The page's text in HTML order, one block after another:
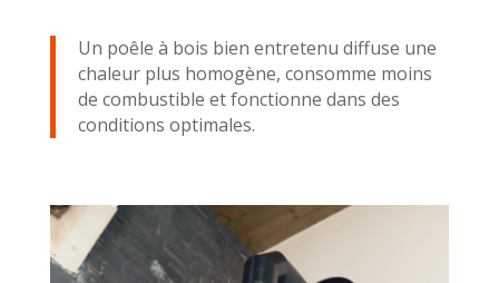
Un poêle à bois bien entretenu diffuse une
chaleur plus homogène, consomme moins
de combustible et fonctionne dans des
conditions optimales.